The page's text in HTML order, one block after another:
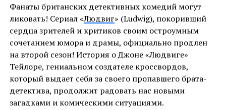
Фанаты британских детективных комедий могут
ликовать! Сериал «Людвиг» (Ludwig), покоривший
сердца зрителей и критиков своим остроумным
сочетанием юмора и драмы, официально продлен
на второй сезон! История о Джоне «Людвиге»
Тейлоре, гениальном создателе кроссвордов,
который выдает себя за своего пропавшего брата-
детектива, продолжит радовать нас новыми
загадками и комическими ситуациями.